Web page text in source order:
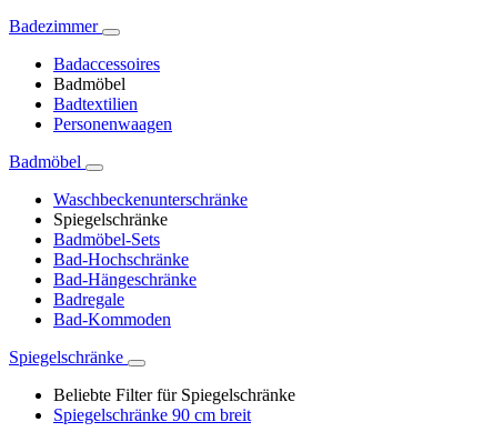
Badezimmer
Badaccessoires
Badmöbel
Badtextilien
Personenwaagen
Badmöbel
Waschbeckenunterschränke
Spiegelschränke
Badmöbel-Sets
Bad-Hochschränke
Bad-Hängeschränke
Badregale
Bad-Kommoden
Spiegelschränke
Beliebte Filter für Spiegelschränke
Spiegelschränke 90 cm breit